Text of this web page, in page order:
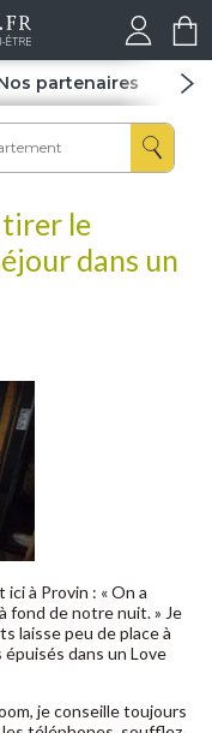
partenaires Spas
le
dans un
à Provin : « On a
fond de notre nuit. » Je
laisse peu de place à
dans un Love
je conseille toujours